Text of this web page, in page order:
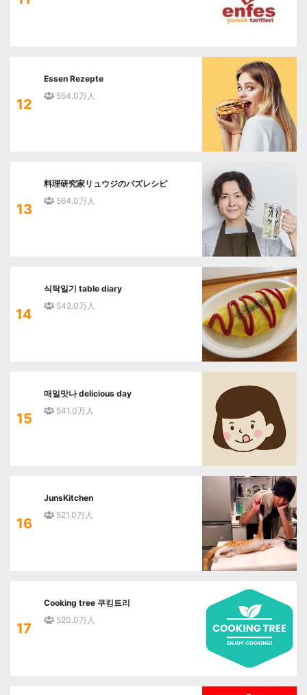
12
Essen Rezepte
554.0万人
13
料理研究家リュウジのバズレシピ
564.0万人
14
식탁일기 table diary
542.0万人
15
매일맛나 delicious day
541.0万人
16
JunsKitchen
521.0万人
17
Cooking tree 쿠킹트리
520.0万人